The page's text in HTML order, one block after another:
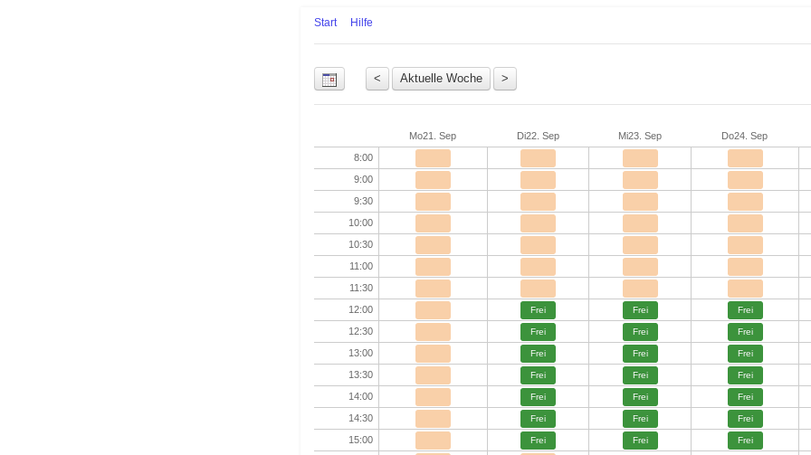
Start Hilfe
Mo21. Sep Di22. Sep Mi23. Sep Do24. Sep
8:00
9:00
9:30
10:00
10:30
11:00
11:30
12:00
Frei Frei Frei
12:30 Frei Frei Frei
13:00 Frei Frei Frei
13:30 Frei Frei Frei
14:00 Frei Frei Frei
14:30 Frei Frei Frei
15:00 Frei Frei Frei